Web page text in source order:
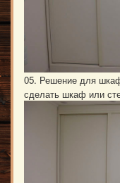
05. Решение для
сделать шкаф или